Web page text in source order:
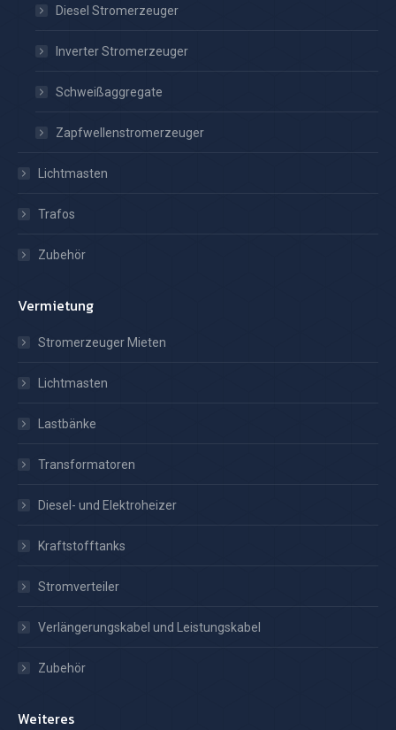
Diesel Stromerzeuger
Inverter Stromerzeuger
Schweißaggregate
Zapfwellenstromerzeuger
Lichtmasten
Trafos
Zubehör
Vermietung
Stromerzeuger Mieten
Lichtmasten
Lastbänke
Transformatoren
Diesel- und Elektroheizer
Kraftstofftanks
Stromverteiler
Verlängerungskabel und Leistungskabel
Zubehör
Weiteres